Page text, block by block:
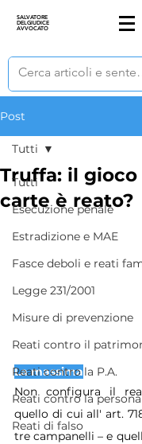
SALVATORE
DELGIUDICE
AVVOCATO
Post
Tutti
Esecuzione penale
Estradizione e MAE
Fasce deboli e reati
Legge 231/2001
Misure di prevenzione
Reati contro il
Reati contro la P.A.
Reati contro la persona
Reati di falso
Tutti
Truffa: il
carte è reato?
La massima
Non configura il
quello di cui all' art.
tre campanelli – e